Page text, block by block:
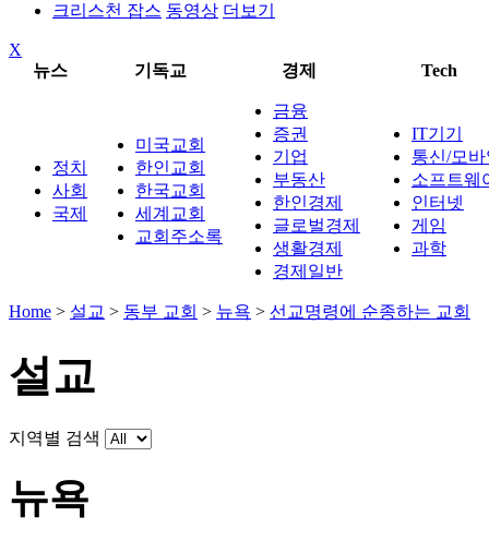
크리스천 잡스 동영상 더보기
X
뉴스
기독교 경제 Tech
정치
사회
국제
미국교회
한인교회
한국교회
세계교회
교회주소록
금융
증권
기업
부동산
한인경제
글로벌경제
생활경제
경제일반
IT기기
통신/모
소프트웨
인터넷
게임
과학
Home > 설교 > 동부 교회 > 뉴욕 > 선교명령에 순종하는 교회
설교
지역별 검색
뉴욕